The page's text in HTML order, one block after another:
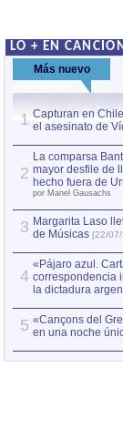
LO + EN
Más nuevo
1 Capturan en
el asesinato de
2
La comparsa
mayor desfile de
hecho fuera de
por Manel Gausachs
3 Margarita Laso
de Músicas [22/
4
«Pájaro azul.
correspondencia
la dictadura
5 «Cançons del
en una noche